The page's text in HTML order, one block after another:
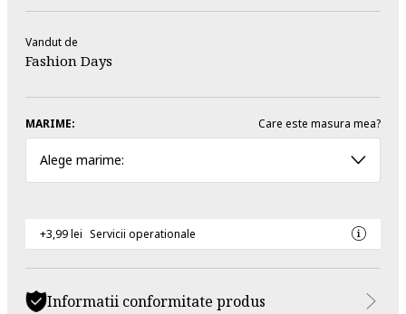
Vandut de
Fashion Days
MARIME: Care este masura mea?
Alege marime:
+3,99 lei Servicii operationale
Informatii conformitate produs